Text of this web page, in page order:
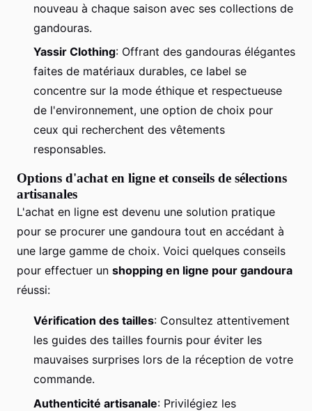
nouveau à chaque saison avec ses collections de
gandouras.
Yassir Clothing: Offrant des gandouras élégantes
faites de matériaux durables, ce label se
concentre sur la mode éthique et respectueuse
de l'environnement, une option de choix pour
ceux qui recherchent des vêtements
responsables.
Options d'achat en ligne et conseils de sélections
artisanales
L'achat en ligne est devenu une solution pratique
pour se procurer une gandoura tout en accédant à
une large gamme de choix. Voici quelques conseils
pour effectuer un shopping en ligne pour gandoura
réussi:
Vérification des tailles: Consultez attentivement
les guides des tailles fournis pour éviter les
mauvaises surprises lors de la réception de votre
commande.
Authenticité artisanale: Privilégiez les